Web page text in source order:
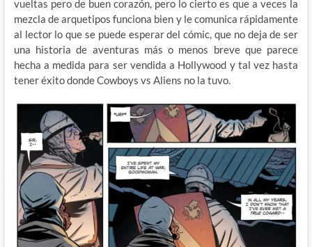
vueltas pero de buen corazón, pero lo cierto es que a veces la
mezcla de arquetipos funciona bien y le comunica rápidamente
al lector lo que se puede esperar del cómic, que no deja de ser
una historia de aventuras más o menos breve que parece
hecha a medida para ser vendida a Hollywood y tal vez hasta
tener éxito donde Cowboys vs Aliens no la tuvo.